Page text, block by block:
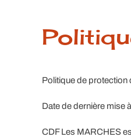
Politique de protection
Date de dernière mise
CDF Les MARCHES